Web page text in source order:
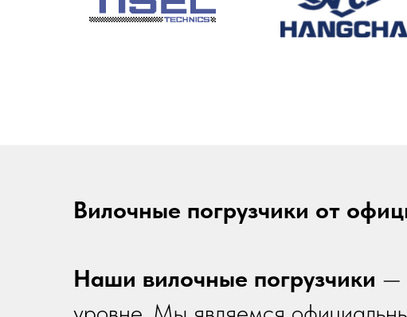
Вилочные погрузчики от
Наши вилочные погрузчики —